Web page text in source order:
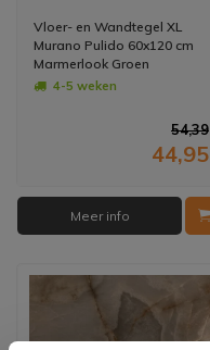
Vloer- en Wandtegel XL
Murano Pulido 60x120 cm
Marmerlook Groen
(Doosinhoud: 1,44 m2)
4-5 weken
54,39
44,95
Meer info